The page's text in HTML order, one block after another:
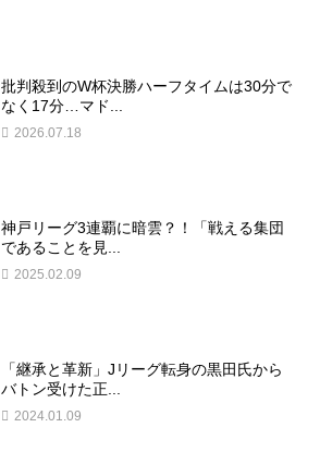
批判殺到のW杯決勝ハーフタイムは30分で
なく17分…マド...
2026.07.18
神戸リーグ3連覇に暗雲？！「戦える集団
であることを見...
2025.02.09
「継承と革新」Jリーグ転身の黒田氏から
バトン受けた正...
2024.01.09